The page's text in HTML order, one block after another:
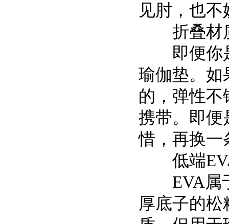
见肘，也
折叠材
即便你是
瑜伽垫。如
的，弹性
携带。即便
惜，再换一
低端
EVA属于
厚底子的